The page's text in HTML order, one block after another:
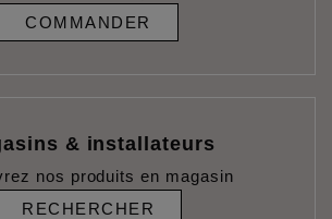
COMMANDER
& installateurs
nos produits en magasin
RECHERCHER